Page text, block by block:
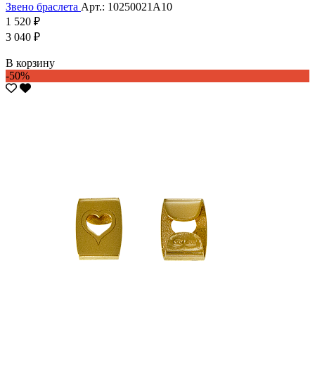
Звено браслета Арт.: 10250021А10
1 520 ₽
3 040 ₽
В корзину
-50%